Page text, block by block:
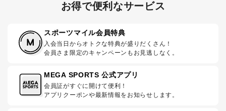
お得で便利なサービス
スポーツマイル会員特典
入会当日からオトクな特典が盛りだくさん！
会員さま限定のキャンペーンもお見逃しなく。
MEGA SPORTS 公式アプリ
会員証がすぐに開けて便利！
アプリクーポンや最新情報をお知らせします。